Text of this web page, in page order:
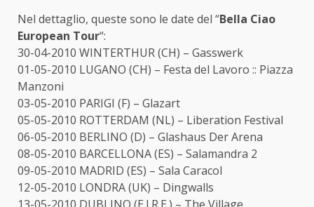
Nel dettaglio, queste sono le date del “Bella Ciao
European Tour“:
30-04-2010 WINTERTHUR (CH) – Gasswerk
01-05-2010 LUGANO (CH) – Festa del Lavoro :: Piazza
Manzoni
03-05-2010 PARIGI (F) – Glazart
05-05-2010 ROTTERDAM (NL) – Liberation Festival
06-05-2010 BERLINO (D) – Glashaus Der Arena
08-05-2010 BARCELLONA (ES) – Salamandra 2
09-05-2010 MADRID (ES) – Sala Caracol
12-05-2010 LONDRA (UK) – Dingwalls